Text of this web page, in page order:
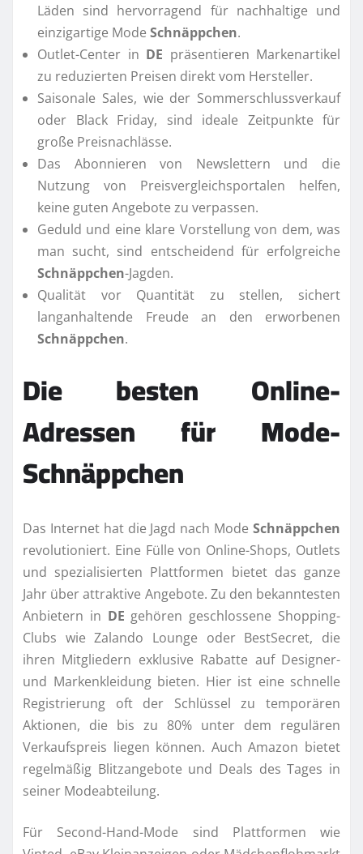
Läden sind hervorragend für nachhaltige und
einzigartige Mode Schnäppchen.
Outlet-Center in DE präsentieren Markenartikel
zu reduzierten Preisen direkt vom Hersteller.
Saisonale Sales, wie der Sommerschlussverkauf
oder Black Friday, sind ideale Zeitpunkte für
große Preisnachlässe.
Das Abonnieren von Newslettern und die
Nutzung von Preisvergleichsportalen helfen,
keine guten Angebote zu verpassen.
Geduld und eine klare Vorstellung von dem, was
man sucht, sind entscheidend für erfolgreiche
Schnäppchen-Jagden.
Qualität vor Quantität zu stellen, sichert
langanhaltende Freude an den erworbenen
Schnäppchen.
Die besten Online-
Adressen für Mode-
Schnäppchen
Das Internet hat die Jagd nach Mode Schnäppchen
revolutioniert. Eine Fülle von Online-Shops, Outlets
und spezialisierten Plattformen bietet das ganze
Jahr über attraktive Angebote. Zu den bekanntesten
Anbietern in DE gehören geschlossene Shopping-
Clubs wie Zalando Lounge oder BestSecret, die
ihren Mitgliedern exklusive Rabatte auf Designer-
und Markenkleidung bieten. Hier ist eine schnelle
Registrierung oft der Schlüssel zu temporären
Aktionen, die bis zu 80% unter dem regulären
Verkaufspreis liegen können. Auch Amazon bietet
regelmäßig Blitzangebote und Deals des Tages in
seiner Modeabteilung.
Für Second-Hand-Mode sind Plattformen wie